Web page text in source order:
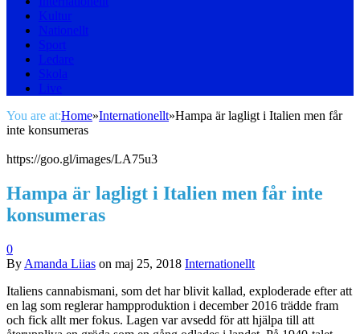
Kultur
Nationellt
Sport
Ledare
Skola
Live
You are at:Home»Internationellt»Hampa är lagligt i Italien men får
inte konsumeras
https://goo.gl/images/LA75u3
Hampa är lagligt i Italien men får inte
konsumeras
0
By Amanda Liias on maj 25, 2018 Internationellt
Italiens cannabismani, som det har blivit kallad, exploderade efter att
en lag som reglerar hampproduktion i december 2016 trädde fram
och fick allt mer fokus. Lagen var avsedd för att hjälpa till att